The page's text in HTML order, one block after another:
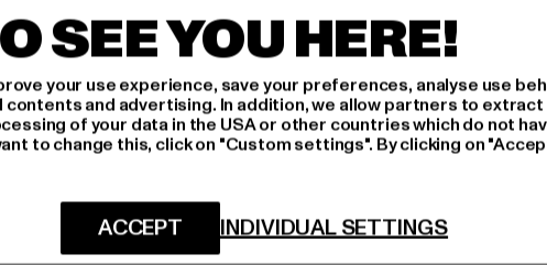
SEE YOU HERE!
your use experience, save your preferences, analyse use
and advertising. In addition, we allow partners to
of your data in the USA or other countries which do not
to change this, click on "Custom settings". By clicking on
INDIVIDUAL SETTINGS
ACCEPT